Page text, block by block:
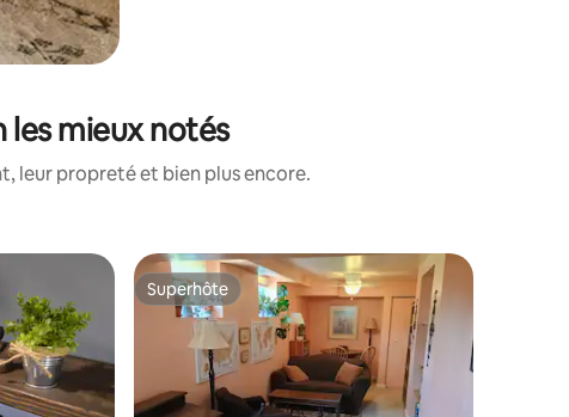
mieux notés
leur propreté et bien plus encore.
Superhôte
Superhôte